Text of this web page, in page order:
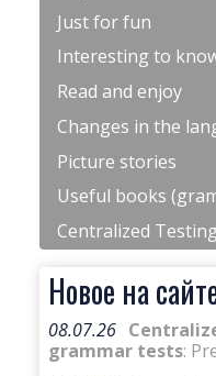
Just for fun
Interesting to
Read and enjoy
Changes in the
Picture stories
Useful books
Centralized Testing
Новое на
08.07.26
grammar tests: